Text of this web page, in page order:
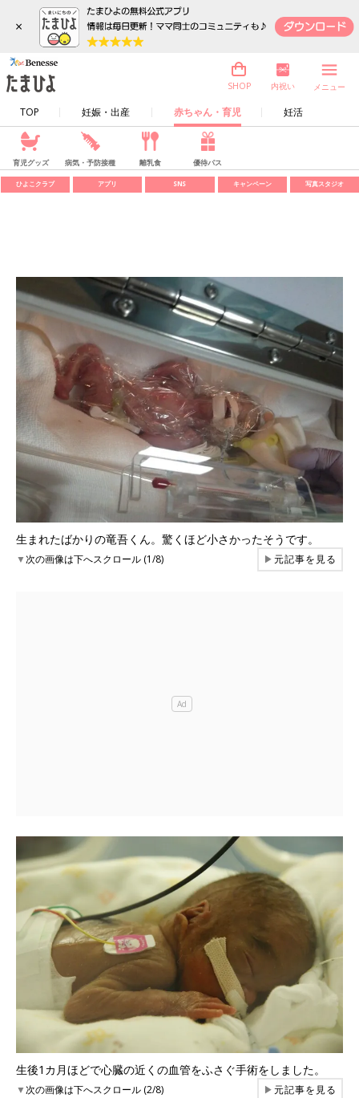
×
TOP 妊娠・出産 赤ちゃん・育児 妊活
SHOP 内祝い メニュー
育児グッズ 病気・予防接種 離乳食 優待パス
ひよこクラブ アプリ SNS キャンペーン 写真スタジオ
生まれたばかりの竜吾くん。驚くほど小さかったそうです。
▼次の画像は下へスクロール (1/8) ▶元記事を見る
生後1カ月ほどで心臓の近くの血管をふさぐ手術をしました。
▼次の画像は下へスクロール (2/8) ▶元記事を見る